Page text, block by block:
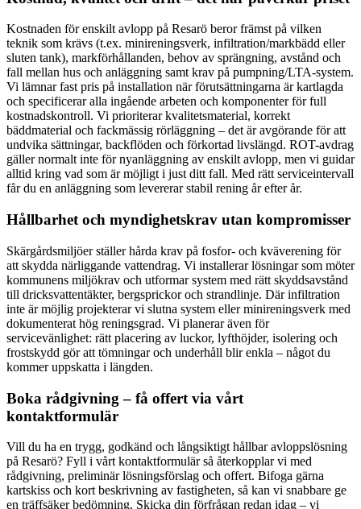
Kostnaden för enskilt avlopp på Resarö beror främst på vilken
teknik som krävs (t.ex. minireningsverk, infiltration/markbädd eller
sluten tank), markförhållanden, behov av sprängning, avstånd och
fall mellan hus och anläggning samt krav på pumpning/LTA-system.
Vi lämnar fast pris på installation när förutsättningarna är kartlagda
och specificerar alla ingående arbeten och komponenter för full
kostnadskontroll. Vi prioriterar kvalitetsmaterial, korrekt
bäddmaterial och fackmässig rörläggning – det är avgörande för att
undvika sättningar, backflöden och förkortad livslängd. ROT-avdrag
gäller normalt inte för nyanläggning av enskilt avlopp, men vi guidar
alltid kring vad som är möjligt i just ditt fall. Med rätt serviceintervall
får du en anläggning som levererar stabil rening år efter år.
Hållbarhet och myndighetskrav utan kompromisser
Skärgårdsmiljöer ställer hårda krav på fosfor- och kväverening för
att skydda närliggande vattendrag. Vi installerar lösningar som möter
kommunens miljökrav och utformar system med rätt skyddsavstånd
till dricksvattentäkter, bergsprickor och strandlinje. Där infiltration
inte är möjlig projekterar vi slutna system eller minireningsverk med
dokumenterat hög reningsgrad. Vi planerar även för
servicevänlighet: rätt placering av luckor, lyfthöjder, isolering och
frostskydd gör att tömningar och underhåll blir enkla – något du
kommer uppskatta i längden.
Boka rådgivning – få offert via vårt
kontaktformulär
Vill du ha en trygg, godkänd och långsiktigt hållbar avloppslösning
på Resarö? Fyll i vårt kontaktformulär så återkopplar vi med
rådgivning, preliminär lösningsförslag och offert. Bifoga gärna
kartskiss och kort beskrivning av fastigheten, så kan vi snabbare ge
en träffsäker bedömning. Skicka din förfrågan redan idag – vi